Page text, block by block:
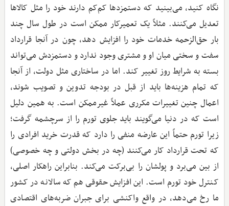
نگاه کنید، می‌بینید که دستمزدها کم‌کم دارند خود را مثل کالاها
تعدیل می‌کنند. مثلاً یک تعمیرکار ممکن است در طول سال چند
بار حق‌الزحمه خدمات خود را افزایش دهد، چون در آنجا قرارداد
سفت و سختی میان او و مشتری وجود ندارد و دستمزدش می‌تواند
بسته به شرایط روز تغییر کند. اما در ساختاری مثل دولت، از آنجا
که تمام هزینه‌ها باید از قبل در بودجه تدوین و تصویب شوند،
اعمال چنین تغییرات مکرری عملاً غیرممکن است. به همین دلیل
است که در دنیا می‌گویند باید جلوی تورم را از سرچشمه گرفت؛
زیرا تورم حتماً این عارضه منفی را دارد که قدرت خرید افرادی را
که تحت قرارداد کار می‌کنند (چه در بخش دولتی و چه خصوصی)
از بین می‌برد و پولشان را بی‌برکت می‌کند. بنابراین راهکار اصلی،
کنترل خود تورم است. این افزایش حقوقی هم که سالانه در کشور
ما رخ می‌دهد، در واقع واکنشی برای جبران ضربه‌های اقتصادی